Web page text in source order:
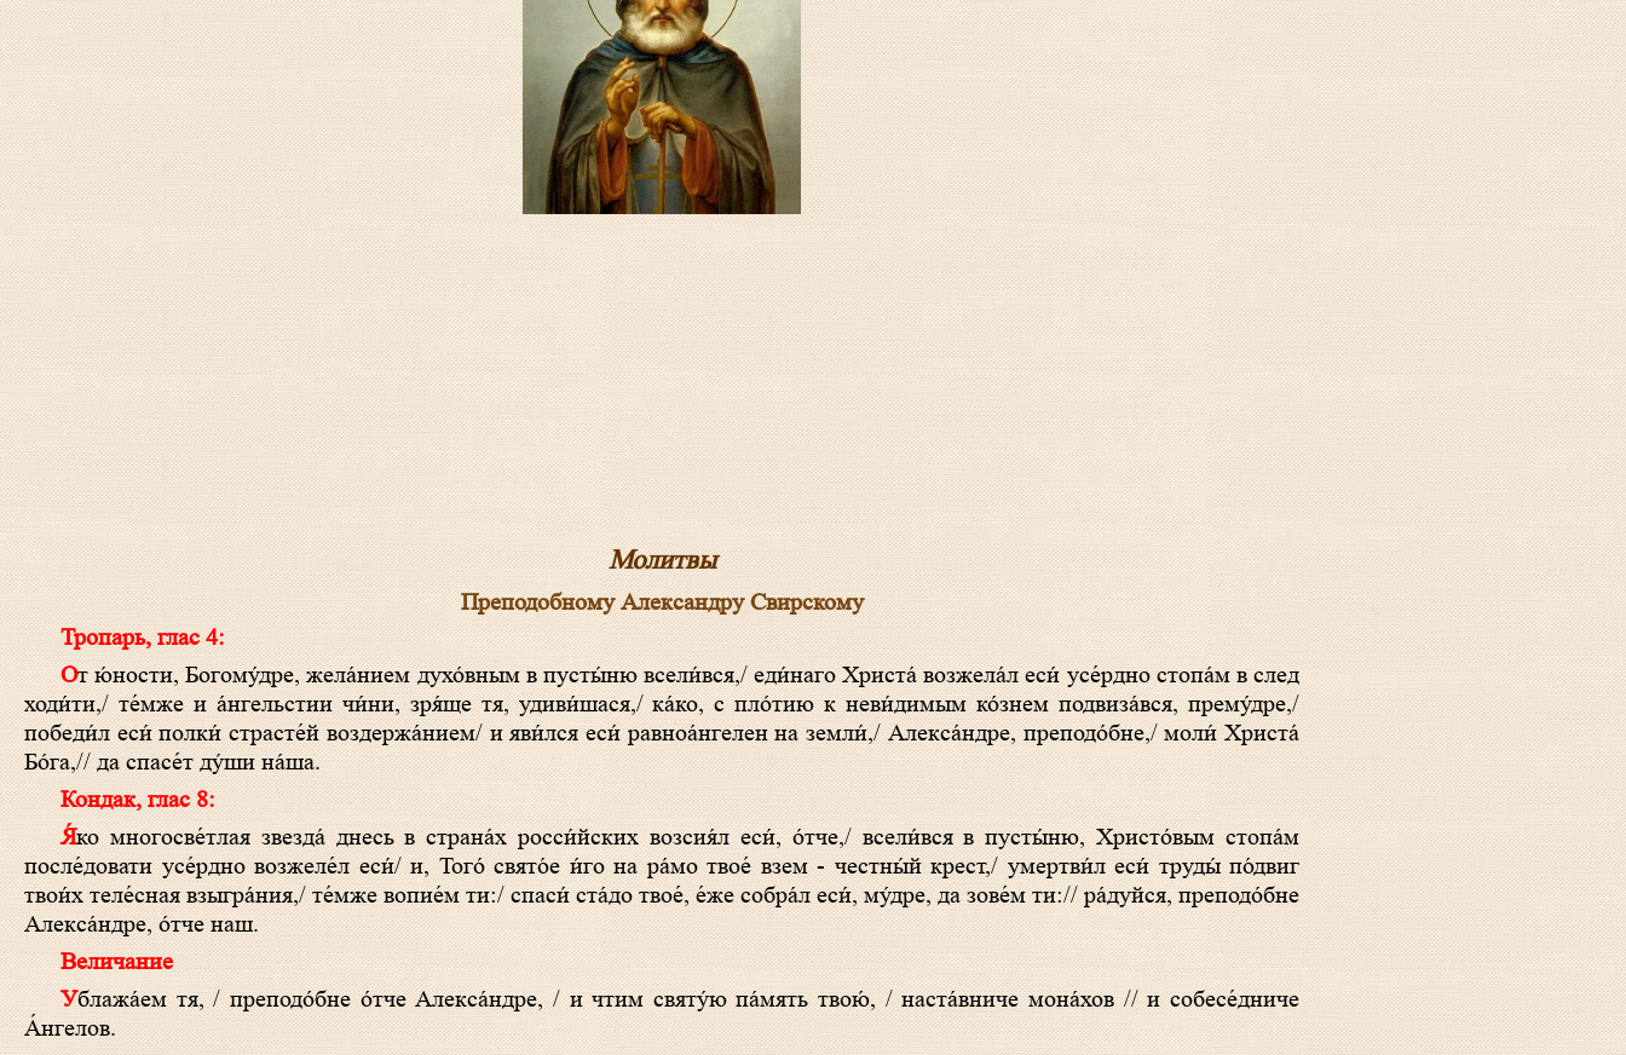
Молитвы
Преподобному Александру Свирскому
Тропарь, глас 4:
От ю́ности, Богому́дре, жела́нием духо́вным в пусты́ню всели́вся,/ еди́наго Христа́ возжела́л еси́ усе́рдно стопа́м в след
ходи́ти,/ те́мже и а́нгельстии чи́ни, зря́ще тя, удиви́шася,/ ка́ко, с пло́тию к неви́димым ко́знем подвиза́вся, прему́дре,/
победи́л еси́ полки́ страсте́й воздержа́нием/ и яви́лся еси́ равноа́нгелен на земли́,/ Алекса́ндре, преподо́бне,/ моли́ Христа́
Бо́га,// да спасе́т ду́ши на́ша.
Кондак, глас 8:
Я́ко многосве́тлая звезда́ днесь в страна́х росси́йских возсия́л еси́, о́тче,/ всели́вся в пусты́ню, Христо́вым стопа́м
после́довати усе́рдно возжеле́л еси́/ и, Того́ свято́е и́го на ра́мо твое́ взем - честны́й крест,/ умертви́л еси́ труды́ по́двиг
твои́х теле́сная взыгра́ния,/ те́мже вопие́м ти:/ спаси́ ста́до твое́, е́же собра́л еси́, му́дре, да зове́м ти:// ра́дуйся, преподо́бне
Алекса́ндре, о́тче наш.
Величание
Ублажа́ем тя, / преподо́бне о́тче Алекса́ндре, / и чтим святу́ю па́мять твою́, / наста́вниче мона́хов // и собесе́дниче
А́нгелов.